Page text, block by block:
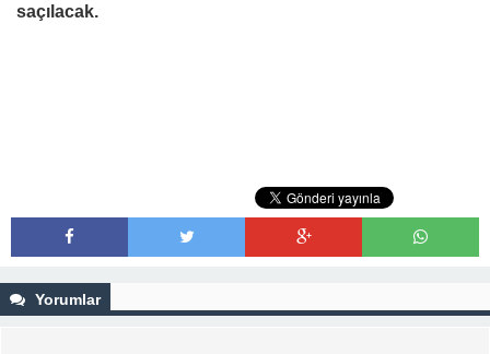
saçılacak.
Yorumlar